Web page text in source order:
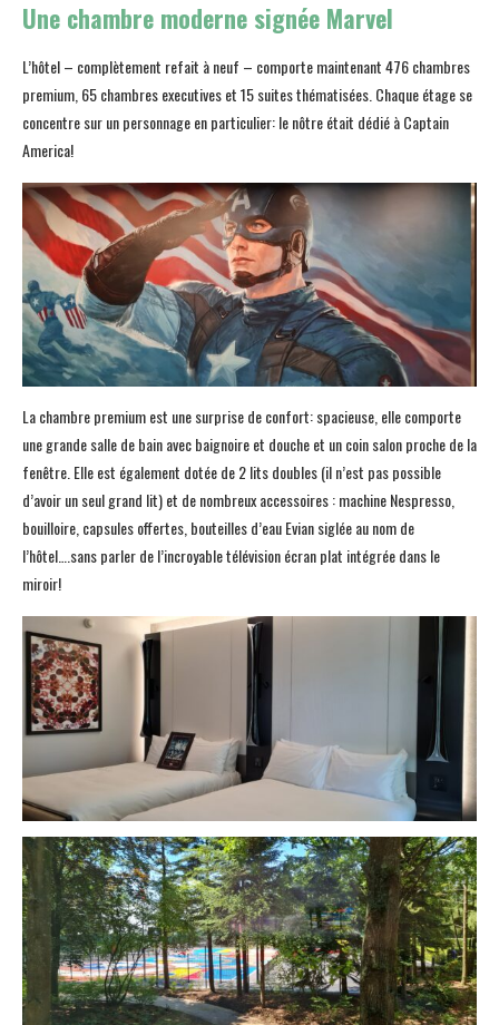
Une chambre moderne signée Marvel
L’hôtel – complètement refait à neuf – comporte maintenant 476 chambres
premium, 65 chambres executives et 15 suites thématisées. Chaque étage se
concentre sur un personnage en particulier: le nôtre était dédié à Captain
America!
La chambre premium est une surprise de confort: spacieuse, elle comporte
une grande salle de bain avec baignoire et douche et un coin salon proche de la
fenêtre. Elle est également dotée de 2 lits doubles (il n’est pas possible
d’avoir un seul grand lit) et de nombreux accessoires : machine Nespresso,
bouilloire, capsules offertes, bouteilles d’eau Evian siglée au nom de
l’hôtel….sans parler de l’incroyable télévision écran plat intégrée dans le
miroir!